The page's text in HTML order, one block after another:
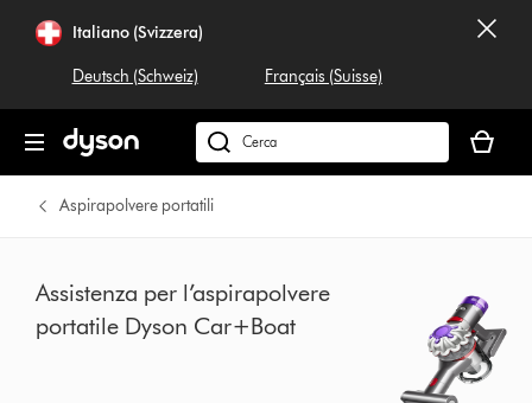
navigazioneItaliano (Svizzera)
Deutsch (Schweiz) Français (Suisse)
Cerca
su
dyson.ch
carrello
è
Aspirapolvere portatili
Assistenza per l’aspirapolvere
portatile Dyson Car+Boat